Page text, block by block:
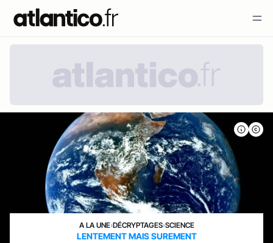
A LA UNE›DÉCRYPTAGES›SCIENCE
LENTEMENT MAIS SUREMENT